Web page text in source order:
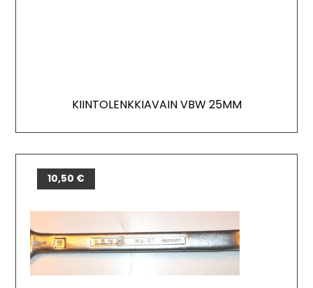
KIINTOLENKKIAVAIN VBW 25MM
10,50 €